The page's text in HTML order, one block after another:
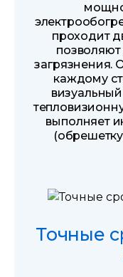
проходит
загрязнения.
каждому
выполняет
Точные